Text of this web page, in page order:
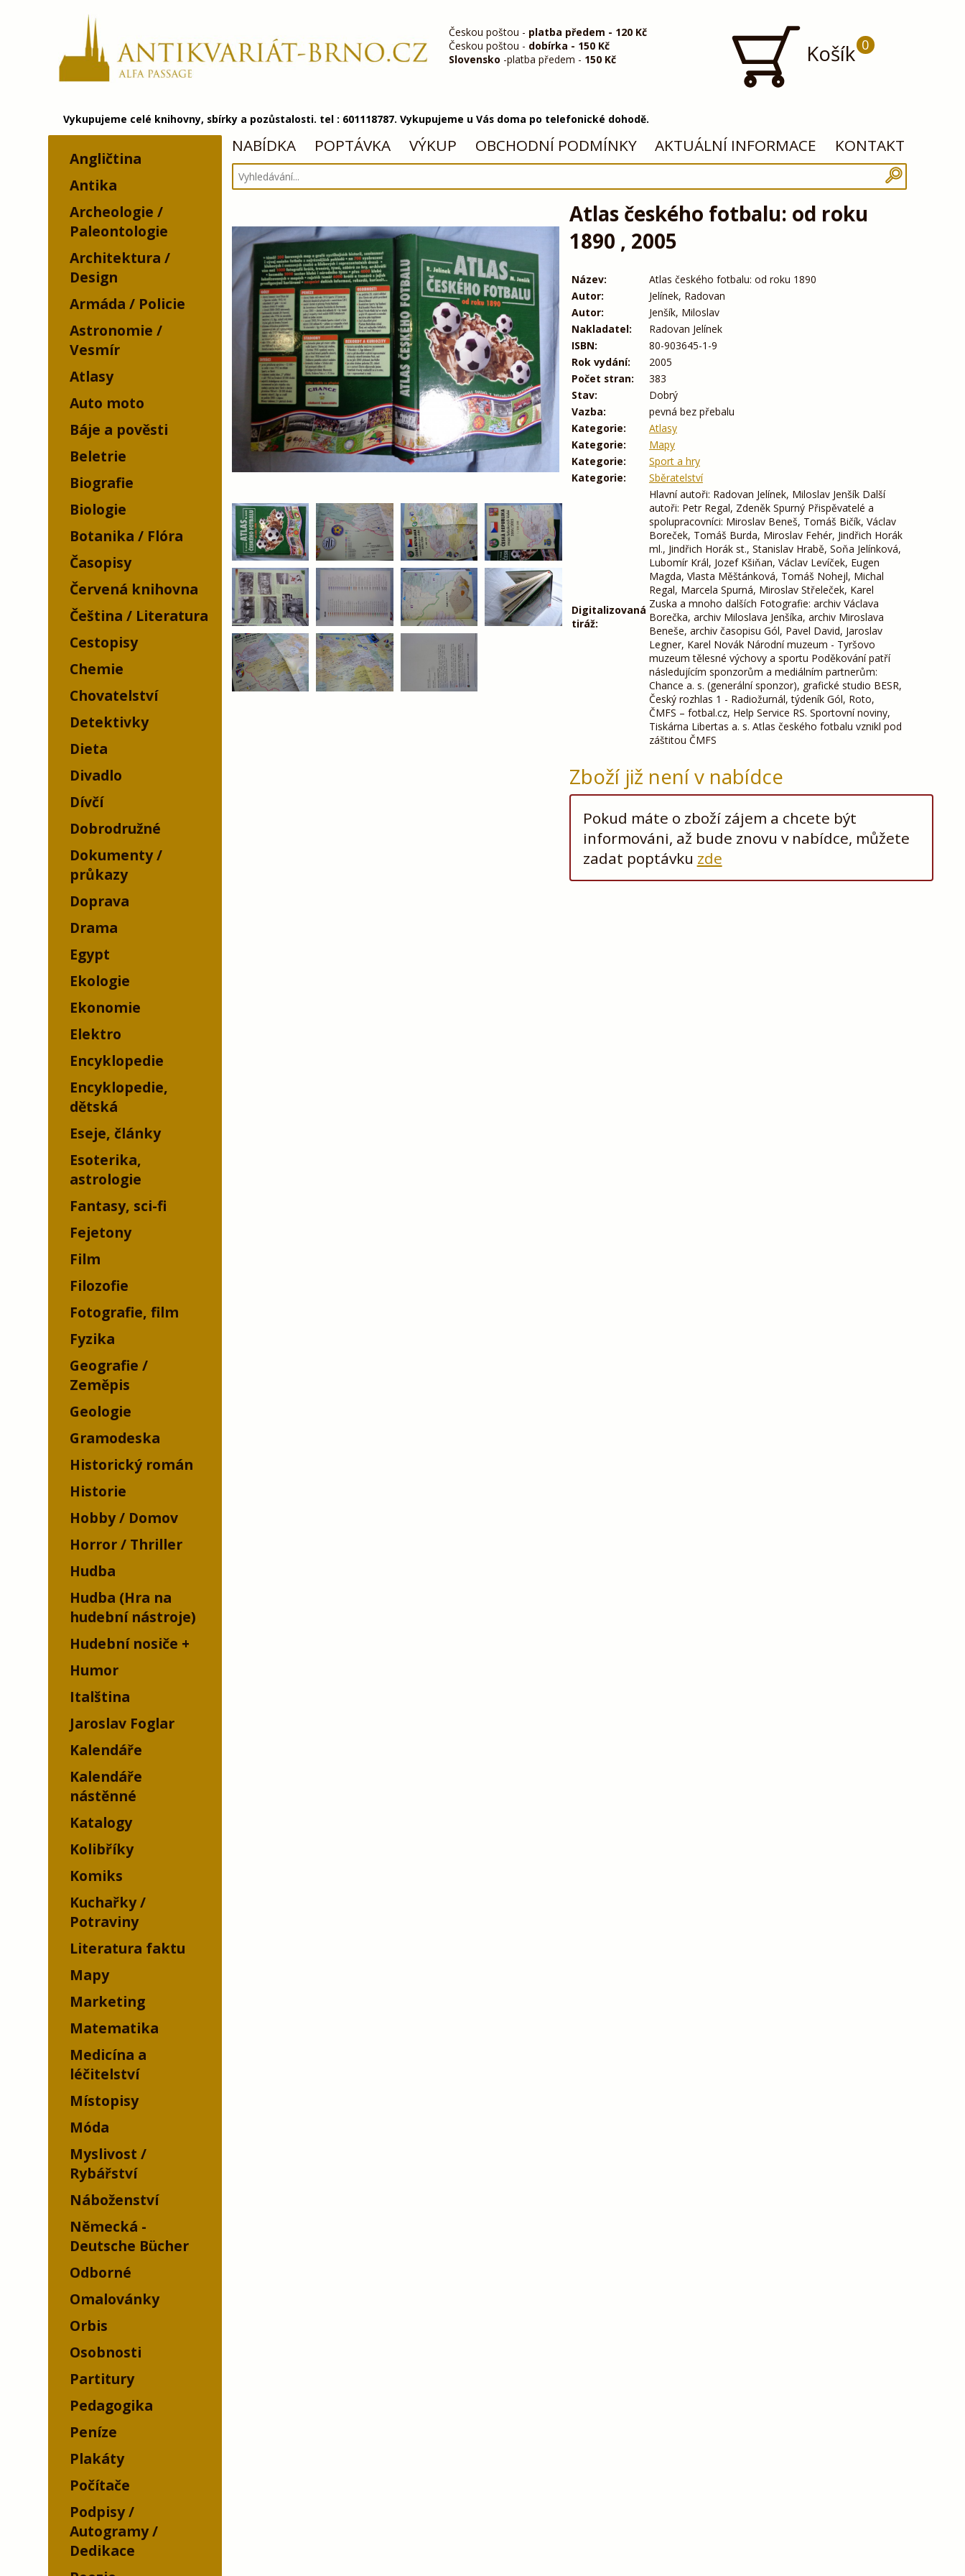
Českou poštou - platba předem - 120 Kč
Českou poštou - dobírka - 150 Kč
Slovensko -platba předem - 150 Kč Košík 0
Vykupujeme celé knihovny, sbírky a pozůstalosti. tel : 601118787. Vykupujeme u Vás doma po telefonické dohodě.
Angličtina
Antika
Archeologie /
Paleontologie
Architektura /
Design
Armáda / Policie
Astronomie /
Vesmír
Atlasy
Auto moto
Báje a pověsti
Beletrie
Biografie
Biologie
Botanika / Flóra
Časopisy
Červená knihovna
Čeština / Literatura
Cestopisy
Chemie
Chovatelství
Detektivky
Dieta
Divadlo
Dívčí
Dobrodružné
Dokumenty /
průkazy
Doprava
Drama
Egypt
Ekologie
Ekonomie
Elektro
Encyklopedie
Encyklopedie,
dětská
Eseje, články
Esoterika,
astrologie
Fantasy, sci-fi
Fejetony
Film
Filozofie
Fotografie, film
Fyzika
Geografie /
Zeměpis
Geologie
Gramodeska
Historický román
Historie
Hobby / Domov
Horror / Thriller
Hudba
Hudba (Hra na
hudební nástroje)
Hudební nosiče
Humor
Italština
Jaroslav Foglar
Kalendáře
Kalendáře
nástěnné
Katalogy
Kolibříky
Komiks
Kuchařky /
Potraviny
Literatura faktu
Mapy
Marketing
Matematika
Medicína a
léčitelství
Místopisy
Móda
Myslivost /
Rybářství
Náboženství
Německá -
Deutsche Bücher
Odborné
Omalovánky
Orbis
Osobnosti
Partitury
Pedagogika
Peníze
Plakáty
Počítače
Podpisy /
Autogramy /
Dedikace
NABÍDKA POPTÁVKA VÝKUP OBCHODNÍ PODMÍNKY AKTUÁLNÍ INFORMACE KONTAKT
Atlas českého fotbalu: od roku
1890 , 2005
Název:
Atlas českého fotbalu: od roku 1890
Autor:
Jelínek, Radovan
Autor:
Jenšík, Miloslav
Nakladatel:
Radovan Jelínek
ISBN:
80-903645-1-9
Rok vydání:
2005
Počet stran:
383
Stav:
Dobrý
Vazba:
pevná bez přebalu
Kategorie:
Atlasy
Kategorie:
Mapy
Kategorie:
Sport a hry
Kategorie:
Sběratelství
Digitalizovaná
tiráž:
Hlavní autoři: Radovan Jelínek, Miloslav Jenšík Další
autoři: Petr Regal, Zdeněk Spurný Přispěvatelé a
spolupracovníci: Miroslav Beneš, Tomáš Bičík, Václav
Boreček, Tomáš Burda, Miroslav Fehér, Jindřich Horák
ml., Jindřich Horák st., Stanislav Hrabě, Soňa Jelínková,
Lubomír Král, Jozef Kšiňan, Václav Levíček, Eugen
Magda, Vlasta Měštánková, Tomáš Nohejl, Michal
Regal, Marcela Spurná, Miroslav Střeleček, Karel
Zuska a mnoho dalších Fotografie: archiv Václava
Borečka, archiv Miloslava Jenšíka, archiv Miroslava
Beneše, archiv časopisu Gól, Pavel David, Jaroslav
Legner, Karel Novák Národní muzeum - Tyršovo
muzeum tělesné výchovy a sportu Poděkování patří
následujícím sponzorům a mediálním partnerům:
Chance a. s. (generální sponzor), grafické studio BESR,
Český rozhlas 1 - Radiožurnál, týdeník Gól, Roto,
ČMFS – fotbal.cz, Help Service RS. Sportovní noviny,
Tiskárna Libertas a. s. Atlas českého fotbalu vznikl pod
záštitou ČMFS
Zboží již není v nabídce
Pokud máte o zboží zájem a chcete být
informováni, až bude znovu v nabídce, můžete
zadat poptávku zde